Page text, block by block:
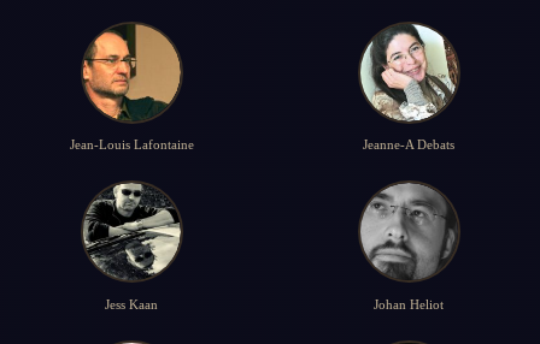
Jean-Louis Lafontaine Jeanne-A Debats
Jess Kaan Johan Heliot